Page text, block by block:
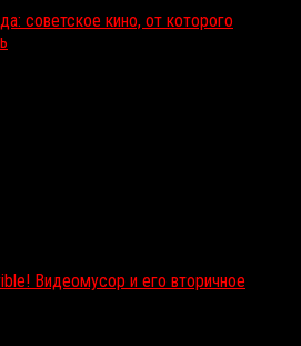
советское кино, от которого
Видеомусор и его вторичное